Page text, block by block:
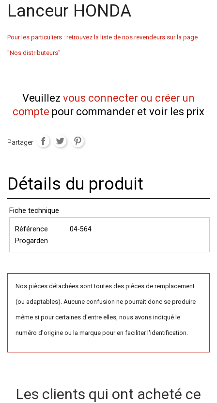
Lanceur HONDA
Pour les particuliers : retrouvez la liste de nos revendeurs sur la page
"Nos distributeurs"
Veuillez vous connecter ou créer un
compte pour commander et voir les prix
Partager
Détails du produit
Fiche technique
Référence
Progarden
04-564
Nos pièces détachées sont toutes des pièces de remplacement
(ou adaptables). Aucune confusion ne pourrait donc se produire
même si pour certaines d'entre elles, nous avons indiqué le
numéro d'origine ou la marque pour en faciliter l'identification.
Les clients qui ont acheté ce